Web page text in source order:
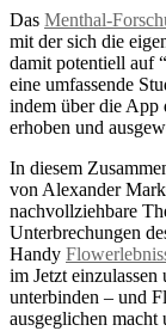
Das Menthal-
mit der sich die
damit potentiell auf
eine umfassende
indem über die App
erhoben und
In diesem
von Alexander
nachvollziehbare
Unterbrechungen
Handy
im Jetzt
unterbinden – und
ausgeglichen